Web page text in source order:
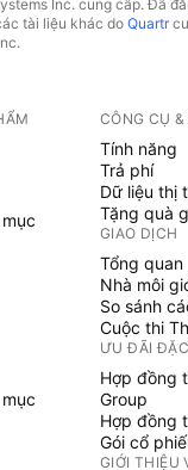
Inc. cung cấp. Đã
tài liệu khác do Quartr
CÔNG CỤ
Tính năng
Trả phí
Dữ liệu thị
Tặng quà
GIAO DỊCH
Tổng quan
Nhà môi
So sánh
Cuộc thi
ƯU ĐÃI
Hợp đồng
Group
Hợp đồng
Gói cổ
GIỚI THIỆU